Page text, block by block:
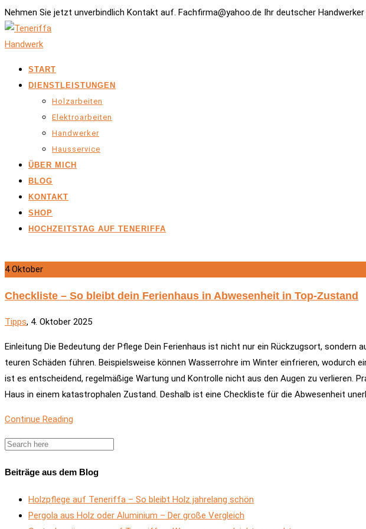
Nehmen Sie jetzt unverbindlich Kontakt auf. Fachfirma@yahoo.de Ihr deutscher
START
DIENSTLEISTUNGEN
Holzarbeiten
Elektroarbeiten
Handwerker
Hausservice
ÜBER MICH
BLOG
KONTAKT
SHOP
HOCHZEITSTAG AUF TENERIFFA
4 Oktober
Checkliste – So bleibt dein Ferienhaus in Abwesenheit in Top-Zustand
Tipps, 4. Oktober 2025
Einleitung Die Bedeutung der Pflege Dein Ferienhaus ist nicht nur ein Rückzugsort,
teuren Schäden führen. Beispielsweise können Wasserrohre im Winter einfrieren,
ist es entscheidend, regelmäßige Wartung und Kontrolle nicht aus den Augen zu verlieren.
Haus in einem katastrophalen Zustand. Deshalb ist eine Checkliste für die Abwesenheit
Continue Reading
Beiträge aus dem Blog
Holzpflege auf Teneriffa – So bleibt Holz jahrelang schön
Pergola aus Holz oder Aluminium – Der große Vergleich